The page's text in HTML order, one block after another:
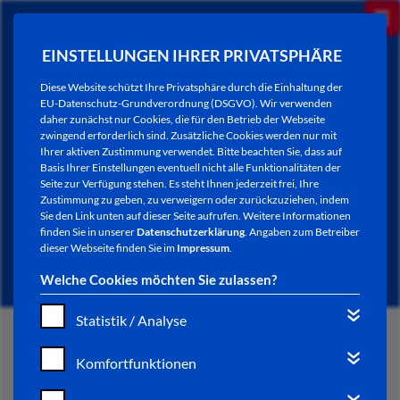
EINSTELLUNGEN IHRER PRIVATSPHÄRE
Diese Website schützt Ihre Privatsphäre durch die Einhaltung der
EU-Datenschutz-Grundverordnung (DSGVO). Wir verwenden
daher zunächst nur Cookies, die für den Betrieb der Webseite
zwingend erforderlich sind. Zusätzliche Cookies werden nur mit
Ihrer aktiven Zustimmung verwendet. Bitte beachten Sie, dass auf
Basis Ihrer Einstellungen eventuell nicht alle Funktionalitäten der
Seite zur Verfügung stehen. Es steht Ihnen jederzeit frei, Ihre
Zustimmung zu geben, zu verweigern oder zurückzuziehen, indem
Sie den Link unten auf dieser Seite aufrufen. Weitere Informationen
finden Sie in unsererDatenschutzerklärung. Angaben zum Betreiber
dieser Webseite finden Sie im Impressum.
Welche Cookies möchten Sie zulassen?
Statistik / Analyse
Komfortfunktionen
NEWSLETTER / CITY LETTER
START